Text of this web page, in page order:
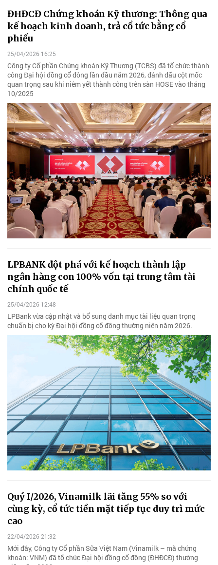
ĐHĐCĐ Chứng khoán Kỹ thương: Thông qua
kế hoạch kinh doanh, trả cổ tức bằng cổ
phiếu
25/04/2026 16:25
Công ty Cổ phần Chứng khoán Kỹ Thương (TCBS) đã tổ chức thành
công Đại hội đồng cổ đông lần đầu năm 2026, đánh dấu cột mốc
quan trọng sau khi niêm yết thành công trên sàn HOSE vào tháng
10/2025
LPBANK đột phá với kế hoạch thành lập
ngân hàng con 100% vốn tại trung tâm tài
chính quốc tế
25/04/2026 12:48
LPBank vừa cập nhật và bổ sung danh mục tài liệu quan trọng
chuẩn bị cho kỳ Đại hội đồng cổ đông thường niên năm 2026.
Quý I/2026, Vinamilk lãi tăng 55% so với
cùng kỳ, cổ tức tiền mặt tiếp tục duy trì mức
cao
22/04/2026 21:32
Mới đây, Công ty Cổ phần Sữa Việt Nam (Vinamilk – mã chứng
khoán: VNM) đã tổ chức Đại hội đồng cổ đông (ĐHĐCĐ) thường